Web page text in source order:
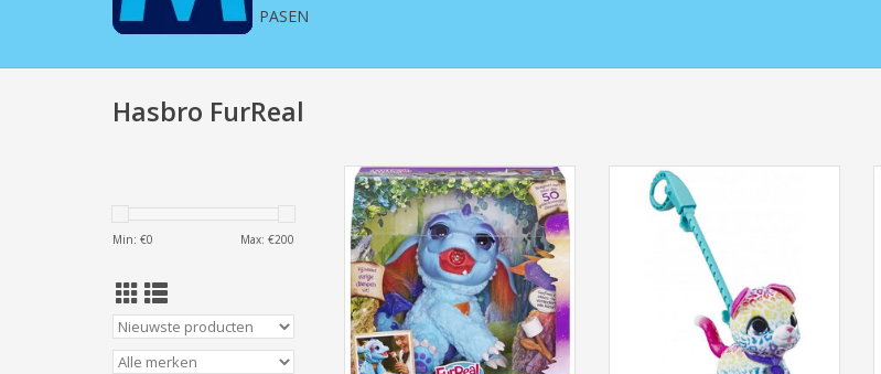
PASEN
Hasbro FurReal
Min: €0 Max: €200
FurReal Torch het Vuurspuwende
Draakje
FurReal Walkalots Lil Wags, Kat,
Regenboog
TOEVOEGEN AAN WINKELWAGEN